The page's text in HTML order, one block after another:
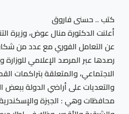
كتب .. حسنى فاروق
أعلنت الدكتورة منال عوض، وزيرة
عن التعامل الفوري مع عدد من
رصدها عبر المرصد الإعلامي
الاجتماعي، والمتعلقة بتراكمات
محافظات وهي : الجيزة